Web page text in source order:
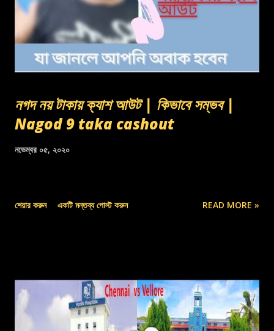
নগদ নয় টাকায় ক্যাশ আউট | কিভাবে সম্ভব |
Nagod 9 taka cashout
নভেম্বর ০৫, ২০২০
শেয়ার করুন একটি মন্তব্য পোস্ট করুন READ MORE »